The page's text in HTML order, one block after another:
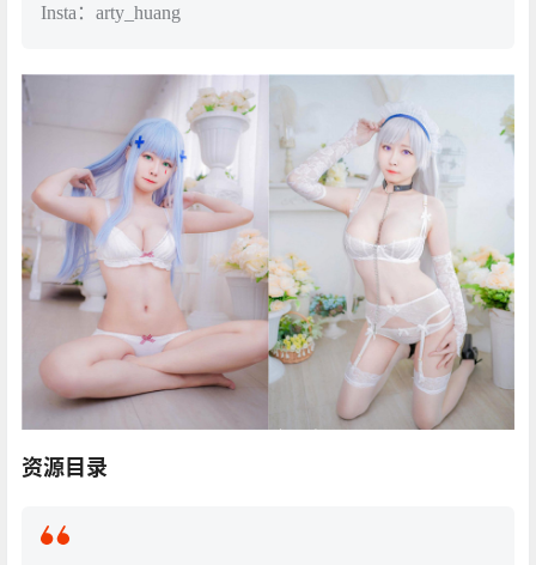
Insta：arty_huang
资源目录